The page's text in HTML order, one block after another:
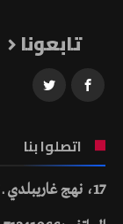
تابعونا
اتصلوا بنا
17، نهج غاريبلدي ـ 1007 تونس